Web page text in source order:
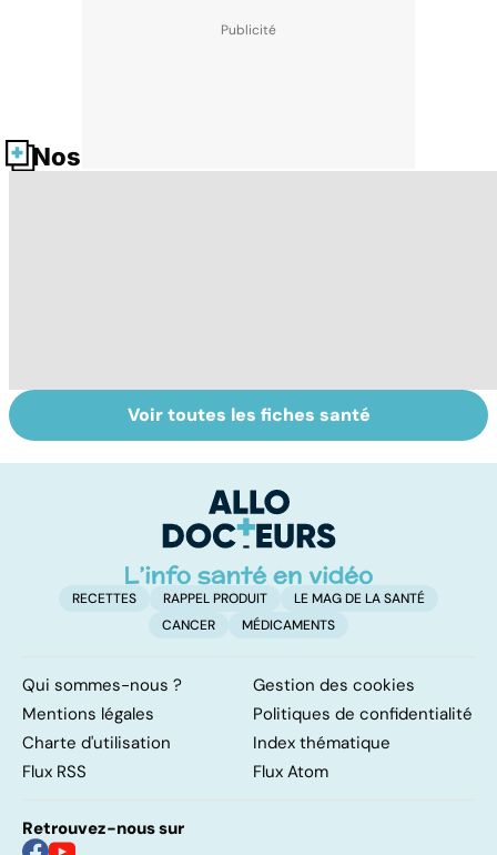
Nos fiches santé
Légionellose, une
infection
Staphylocoque
doré : une
surveillance
Voir toutes les fiches santé
RECETTES RAPPEL PRODUIT
LE MAG DE LA SANTÉ
CANCER
MÉDICAMENTS
Qui sommes-nous ?
Gestion des cookies
Mentions légales
Politiques de confidentialité
Charte d'utilisation
Index thématique
Flux RSS
Flux Atom
Retrouvez-nous sur